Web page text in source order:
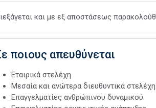
και με εξ αποστάσεως
ποιους απευθύνεται
Εταιρικά στελέχη
Μεσαία και ανώτερα διευθυντικά στελέχη
Επαγγελματίες ανθρώπινου δυναμικού